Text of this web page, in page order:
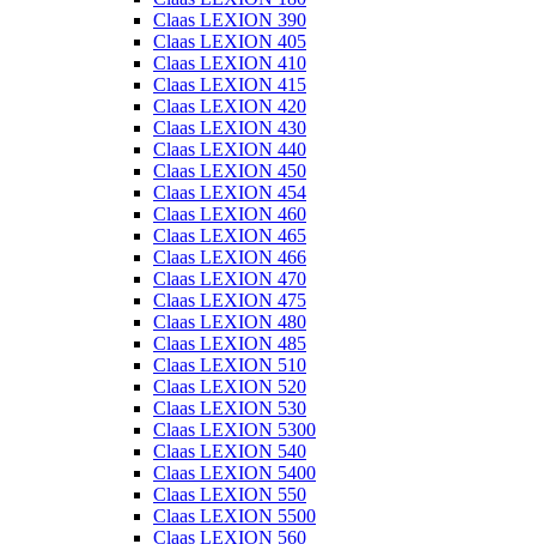
Claas LEXION 390
Claas LEXION 405
Claas LEXION 410
Claas LEXION 415
Claas LEXION 420
Claas LEXION 430
Claas LEXION 440
Claas LEXION 450
Claas LEXION 454
Claas LEXION 460
Claas LEXION 465
Claas LEXION 466
Claas LEXION 470
Claas LEXION 475
Claas LEXION 480
Claas LEXION 485
Claas LEXION 510
Claas LEXION 520
Claas LEXION 530
Claas LEXION 5300
Claas LEXION 540
Claas LEXION 5400
Claas LEXION 550
Claas LEXION 5500
Claas LEXION 560